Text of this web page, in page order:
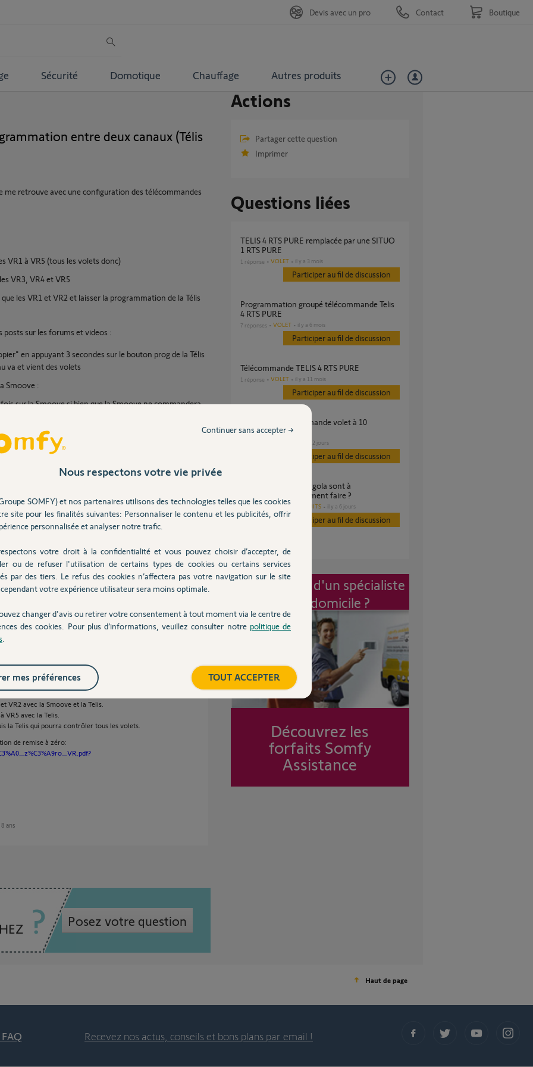
Sécurité Domotique Chauffage Autres produits
Devis avec un pro Contact Boutique
entre deux canaux (Télis
me retrouve avec une configuration des télécommandes
VR1 à VR5 (tous les volets donc)
VR3, VR4 et VR5
les VR1 et VR2 et laisser la programmation de la Télis
posts sur les forums et videos :
en appuyant 3 secondes sur le bouton prog de la Télis
va et vient des volets
Smoove :
sur la Smoove si bien que la Smoove ne commandera
et elle commandera bien les VR1 et VR2 comme je le
non que dois-je faire ?
Partager cette question
car en suivant votre manipulation votre
VR2 avec la Smoove et la Telis.
VR5 avec la Telis.
la Telis qui pourra contrôler tous les volets.
de remise à zéro:
ans
Posez votre question
Actions
Partager cette question
Imprimer
Questions liées
TELIS 4 RTS PURE remplacée par une SITUO
1 RTS PURE
1 réponse VOLET il y a 3 mois
Participer au fil de discussion
Programmation groupé télécommande Telis
4 RTS PURE
7 réponses VOLET il y a 6 mois
Participer au fil de discussion
Télécommande TELIS 4 RTS PURE
1 réponse VOLET il y a 11 mois
Participer au fil de discussion
pprogrammations
il y a 12 jours
Participer au fil de discussion
reprogrammer comment faire ?
1réponse AUTRES PRODUITS il y a 6 jours
Participer au fil de discussion
Intervention d'un spécialiste
à mon domicile ?
Découvrez les
forfaits Somfy
Assistance
Haut de page
Recevez nos actus, conseils et bons plans par email !
Nous respectons votre vie privée
SOMFY) et nos partenaires utilisons des technologies telles que les cookies
site pour les finalités suivantes: Personnaliser le contenu et les publicités, offrir
personnalisée et analyser notre trafic.
votre droit à la confidentialité et vous pouvez choisir d’accepter, de
ou de refuser l'utilisation de certains types de cookies ou certains services
par des tiers. Le refus des cookies n’affectera pas votre navigation sur le site
votre expérience utilisateur sera moins optimale.
changer d'avis ou retirer votre consentement à tout moment via le centre de
des cookies. Pour plus d’informations, veuillez consulter notre politique de
Continuer sans accepter →
TOUT ACCEPTER
mes préférences